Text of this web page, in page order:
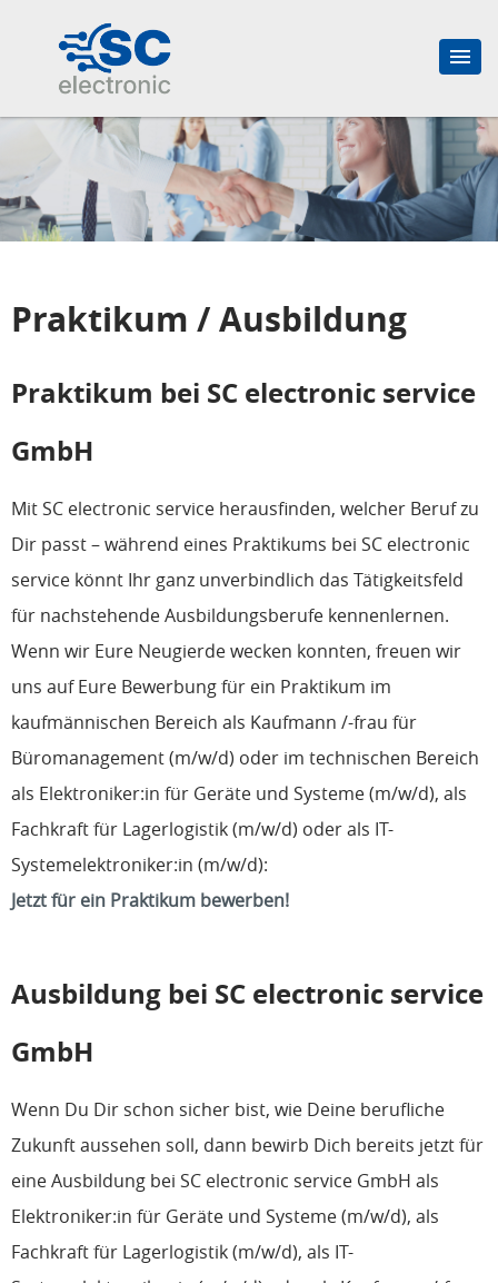
Praktikum / Ausbildung
Praktikum bei SC electronic service
GmbH
Mit SC electronic service herausfinden, welcher Beruf zu
Dir passt – während eines Praktikums bei SC electronic
service könnt Ihr ganz unverbindlich das Tätigkeitsfeld
für nachstehende Ausbildungsberufe kennenlernen.
Wenn wir Eure Neugierde wecken konnten, freuen wir
uns auf Eure Bewerbung für ein Praktikum im
kaufmännischen Bereich als Kaufmann /-frau für
Büromanagement (m/w/d) oder im technischen Bereich
als Elektroniker:in für Geräte und Systeme (m/w/d), als
Fachkraft für Lagerlogistik (m/w/d) oder als IT-
Systemelektroniker:in (m/w/d):
Jetzt für ein Praktikum bewerben!
Ausbildung bei SC electronic service
GmbH
Wenn Du Dir schon sicher bist, wie Deine berufliche
Zukunft aussehen soll, dann bewirb Dich bereits jetzt für
eine Ausbildung bei SC electronic service GmbH als
Elektroniker:in für Geräte und Systeme (m/w/d), als
Fachkraft für Lagerlogistik (m/w/d), als IT-